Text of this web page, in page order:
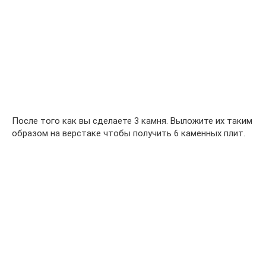
После того как вы сделаете 3 камня. Выложите их таким
образом на верстаке чтобы получить 6 каменных плит.